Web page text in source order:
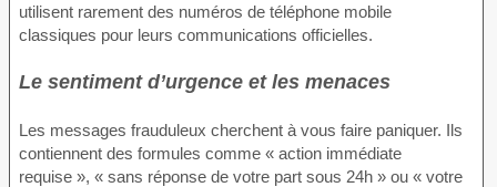
utilisent rarement des numéros de téléphone mobile
classiques pour leurs communications officielles.
Le sentiment d’urgence et les menaces
Les messages frauduleux cherchent à vous faire paniquer. Ils
contiennent des formules comme « action immédiate
requise », « sans réponse de votre part sous 24h » ou « votre